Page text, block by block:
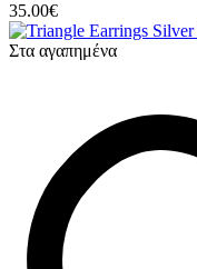
35.00€
Στα αγαπημένα